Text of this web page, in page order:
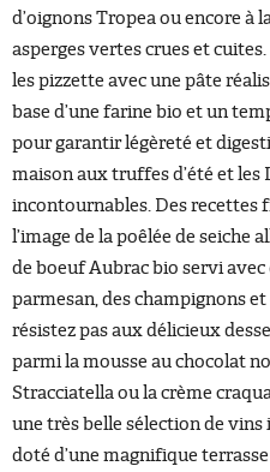
d’oignons Tropea ou encore à
asperges vertes crues et
les pizzette avec une pâte
base d’une farine bio et un
pour garantir légèreté et
maison aux truffes d’été et
incontournables. Des recettes
l’image de la poêlée de seiche
de boeuf Aubrac bio servi avec
parmesan, des champignons
résistez pas aux délicieux
parmi la mousse au chocolat
Stracciatella ou la crème
une très belle sélection de
doté d’une magnifique